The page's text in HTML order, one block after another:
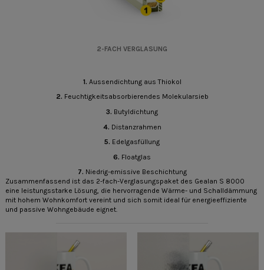
2-FACH VERGLASUNG
1. Aussendichtung aus Thiokol
2. Feuchtigkeitsabsorbierendes Molekularsieb
3. Butyldichtung
4. Distanzrahmen
5. Edelgasfüllung
6. Floatglas
7. Niedrig-emissive Beschichtung
Zusammenfassend ist das 2-fach-Verglasungspaket des Gealan S 8000
eine leistungsstarke Lösung, die hervorragende Wärme- und Schalldämmung
mit hohem Wohnkomfort vereint und sich somit ideal für energieeffiziente
und passive Wohngebäude eignet.